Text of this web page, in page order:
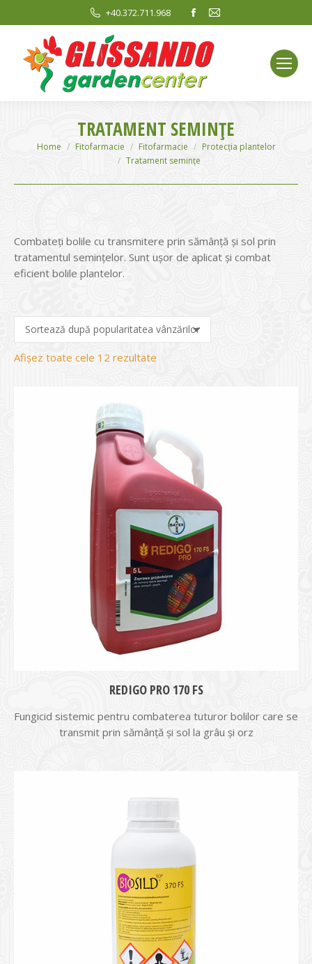
+40.372.711.968
Facebook
opens
in
new
window
Mail
window
TRATAMENT SEMINȚE
You are here:
Home Fitofarmacie Fitofarmacie
Protecția plantelor
Tratament semințe
Combateți bolile cu transmitere prin sămânță și sol prin
tratamentul semințelor. Sunt ușor de aplicat și combat
eficient bolile plantelor.
Afișez toate cele 12 rezultate
REDIGO PRO 170 FS
Fungicid sistemic pentru combaterea tuturor bolilor care se
transmit prin sămânţă și sol la grâu şi orz